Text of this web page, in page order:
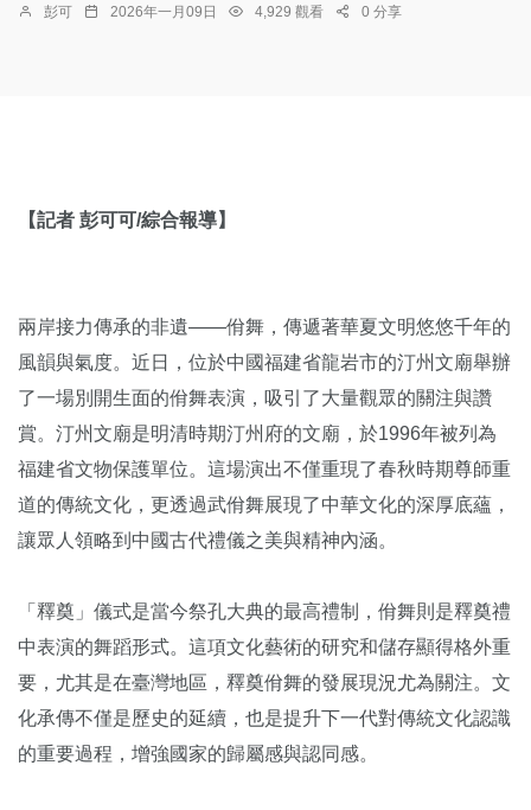
彭可 2026年一月09日 4,929 觀看 0 分享
【記者 彭可可/綜合報導】
兩岸接力傳承的非遺——佾舞，傳遞著華夏文明悠悠千年的
風韻與氣度。近日，位於中國福建省龍岩市的汀州文廟舉辦
了一場別開生面的佾舞表演，吸引了大量觀眾的關注與讚
賞。汀州文廟是明清時期汀州府的文廟，於1996年被列為
福建省文物保護單位。這場演出不僅重現了春秋時期尊師重
道的傳統文化，更透過武佾舞展現了中華文化的深厚底蘊，
讓眾人領略到中國古代禮儀之美與精神內涵。
「釋奠」儀式是當今祭孔大典的最高禮制，佾舞則是釋奠禮
中表演的舞蹈形式。這項文化藝術的研究和儲存顯得格外重
要，尤其是在臺灣地區，釋奠佾舞的發展現況尤為關注。文
化承傳不僅是歷史的延續，也是提升下一代對傳統文化認識
的重要過程，增強國家的歸屬感與認同感。